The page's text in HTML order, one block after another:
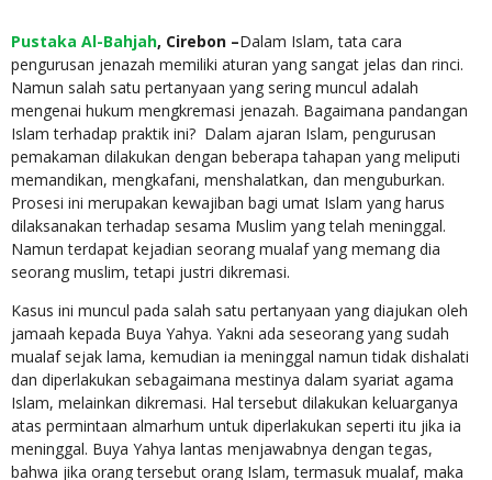
Pustaka Al-Bahjah, Cirebon –Dalam Islam, tata cara
pengurusan jenazah memiliki aturan yang sangat jelas dan rinci.
Namun salah satu pertanyaan yang sering muncul adalah
mengenai hukum mengkremasi jenazah. Bagaimana pandangan
Islam terhadap praktik ini? Dalam ajaran Islam, pengurusan
pemakaman dilakukan dengan beberapa tahapan yang meliputi
memandikan, mengkafani, menshalatkan, dan menguburkan.
Prosesi ini merupakan kewajiban bagi umat Islam yang harus
dilaksanakan terhadap sesama Muslim yang telah meninggal.
Namun terdapat kejadian seorang mualaf yang memang dia
seorang muslim, tetapi justri dikremasi.
Kasus ini muncul pada salah satu pertanyaan yang diajukan oleh
jamaah kepada Buya Yahya. Yakni ada seseorang yang sudah
mualaf sejak lama, kemudian ia meninggal namun tidak dishalati
dan diperlakukan sebagaimana mestinya dalam syariat agama
Islam, melainkan dikremasi. Hal tersebut dilakukan keluarganya
atas permintaan almarhum untuk diperlakukan seperti itu jika ia
meninggal. Buya Yahya lantas menjawabnya dengan tegas,
bahwa jika orang tersebut orang Islam, termasuk mualaf, maka